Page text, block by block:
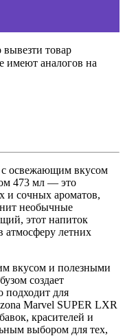
вывезти товар
имеют аналогов на
освежающим вкусом
473 мл — это
и сочных ароматов,
необычные
этот напиток
атмосферу летних
вкусом и полезными
создает
подходит для
Marvel SUPER LXR
красителей и
выбором для тех,